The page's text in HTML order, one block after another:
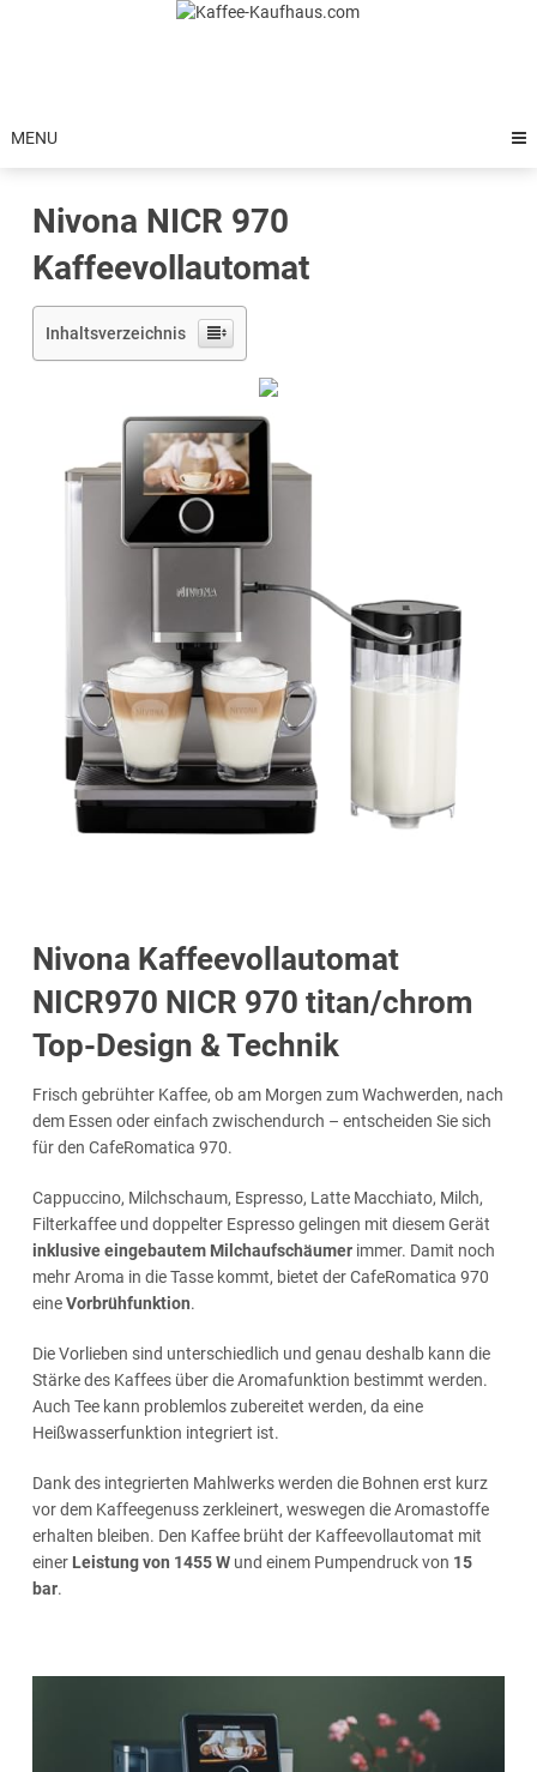
MENU
Nivona NICR 970
Kaffeevollautomat
Inhaltsverzeichnis
Nivona Kaffeevollautomat
NICR970 NICR 970 titan/chrom
Top-Design & Technik
Frisch gebrühter Kaffee, ob am Morgen zum Wachwerden, nach
dem Essen oder einfach zwischendurch – entscheiden Sie sich
für den CafeRomatica 970.
Cappuccino, Milchschaum, Espresso, Latte Macchiato, Milch,
Filterkaffee und doppelter Espresso gelingen mit diesem Gerät
inklusive eingebautem Milchaufschäumerimmer. Damit noch
mehr Aroma in die Tasse kommt, bietet der CafeRomatica 970
eineVorbrühfunktion.
Die Vorlieben sind unterschiedlich und genau deshalb kann die
Stärke des Kaffees über die Aromafunktion bestimmt werden.
Auch Tee kann problemlos zubereitet werden, da eine
Heißwasserfunktion integriert ist.
Dank des integrierten Mahlwerks werden die Bohnen erst kurz
vor dem Kaffeegenuss zerkleinert, weswegen die Aromastoffe
erhalten bleiben. Den Kaffee brüht der Kaffeevollautomat mit
einer Leistung von 1455 Wund einem Pumpendruck von 15
bar.